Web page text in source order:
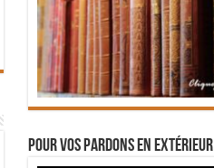
Pour vos pardons en extérieur